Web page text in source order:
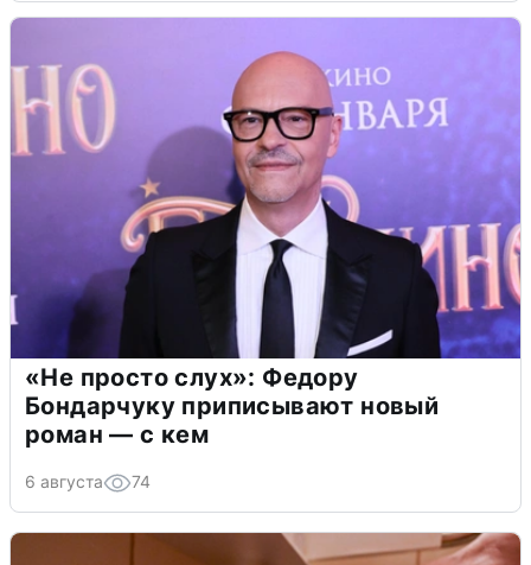
«Не просто слух»: Федору
Бондарчуку приписывают новый
роман — с кем
6 августа 74